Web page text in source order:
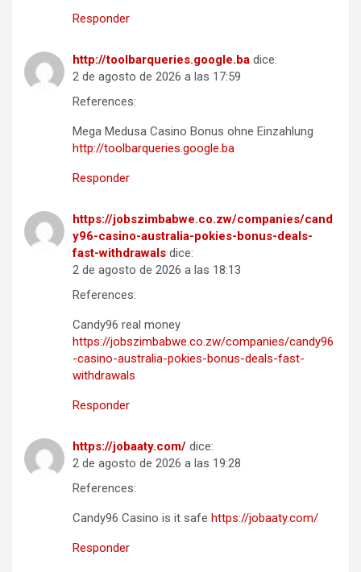
Responder
http://toolbarqueries.google.ba dice:
2 de agosto de 2026 a las 17:59
References:
Mega Medusa Casino Bonus ohne Einzahlung
http://toolbarqueries.google.ba
Responder
https://jobszimbabwe.co.zw/companies/cand
y96-casino-australia-pokies-bonus-deals-
fast-withdrawals dice:
2 de agosto de 2026 a las 18:13
References:
Candy96 real money
https://jobszimbabwe.co.zw/companies/candy96
-casino-australia-pokies-bonus-deals-fast-
withdrawals
Responder
https://jobaaty.com/ dice:
2 de agosto de 2026 a las 19:28
References:
Candy96 Casino is it safe https://jobaaty.com/
Responder